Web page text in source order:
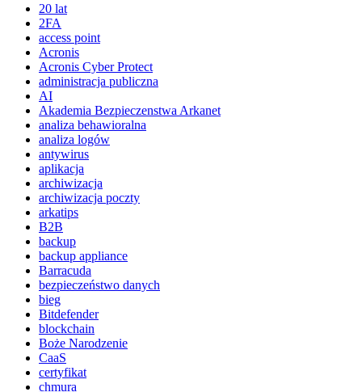
20 lat
2FA
access point
Acronis
Acronis Cyber Protect
administracja publiczna
AI
Akademia Bezpieczenstwa Arkanet
analiza behawioralna
analiza logów
antywirus
aplikacja
archiwizacja
archiwizacja poczty
arkatips
B2B
backup
backup appliance
Barracuda
bezpieczeństwo danych
bieg
Bitdefender
blockchain
Boże Narodzenie
CaaS
certyfikat
chmura